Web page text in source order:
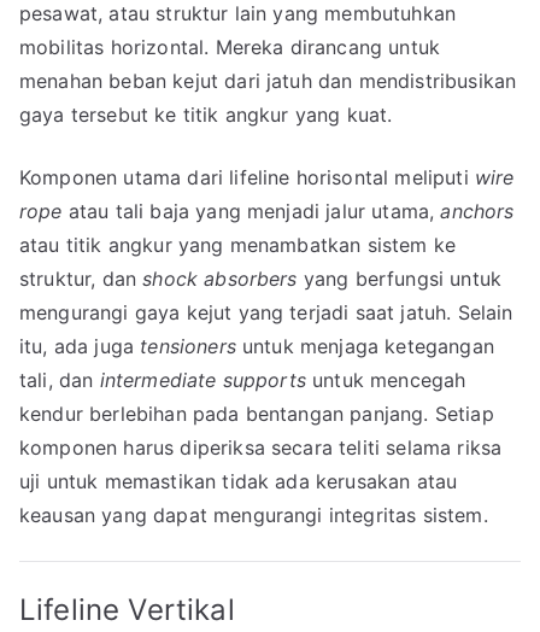
pesawat, atau struktur lain yang membutuhkan
mobilitas horizontal. Mereka dirancang untuk
menahan beban kejut dari jatuh dan mendistribusikan
gaya tersebut ke titik angkur yang kuat.
Komponen utama dari lifeline horisontal meliputi wire
rope atau tali baja yang menjadi jalur utama,anchors
atau titik angkur yang menambatkan sistem ke
struktur, danshock absorbers yang berfungsi untuk
mengurangi gaya kejut yang terjadi saat jatuh. Selain
itu, ada juga tensionersuntuk menjaga ketegangan
tali, dan intermediate supportsuntuk mencegah
kendur berlebihan pada bentangan panjang. Setiap
komponen harus diperiksa secara teliti selama riksa
uji untuk memastikan tidak ada kerusakan atau
keausan yang dapat mengurangi integritas sistem.
Lifeline Vertikal